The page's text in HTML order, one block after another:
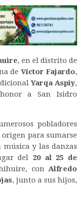
, en el distrito de
de Víctor Fajardo,
Yarqa Aspiy,
a San Isidro
pobladores
para sumarse
y las danzas
del 20 al 25 de
conAlfredo
, junto a sus hijos,